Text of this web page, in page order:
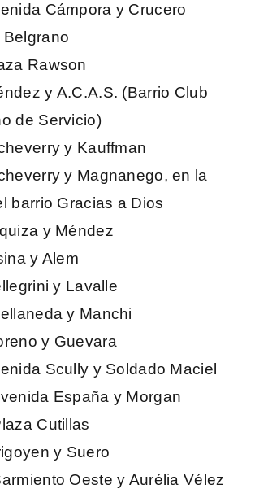
Cámpora y Crucero
Rawson
y A.C.A.S. (Barrio Club
de Servicio)
y Kauffman
y Magnanego, en la
barrio Gracias a Dios
y Méndez
y Alem
y Lavalle
y Manchi
y Guevara
Scully y Soldado Maciel
España y Morgan
Cutillas
y Suero
Oeste y Aurélia Vélez